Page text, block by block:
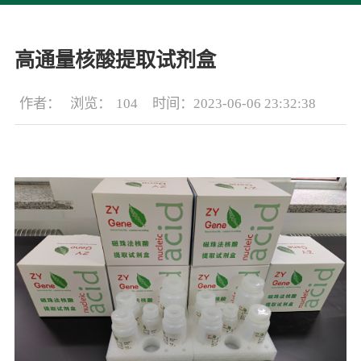
高通量核酸提取试剂盒
作者： 浏览： 104 时间：2023-06-06 23:32:38